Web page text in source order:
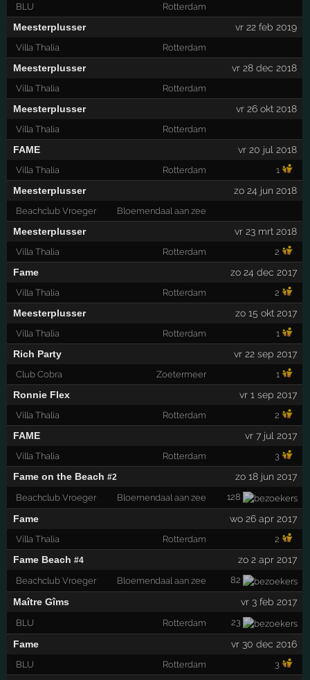
BLU Rotterdam
Meesterplusser vr 22 feb 2019
Villa Thalia Rotterdam
Meesterplusser vr 28 dec 2018
Villa Thalia Rotterdam
Meesterplusser vr 26 okt 2018
Villa Thalia Rotterdam
FAME vr 20 jul 2018
Villa Thalia Rotterdam 1
Meesterplusser zo 24 jun 2018
Beachclub Vroeger Bloemendaal aan zee
Meesterplusser vr 23 mrt 2018
Villa Thalia Rotterdam 2
Fame zo 24 dec 2017
Villa Thalia Rotterdam 2
Meesterplusser zo 15 okt 2017
Villa Thalia Rotterdam 1
Rich Party vr 22 sep 2017
Club Cobra Zoetermeer 1
Ronnie Flex vr 1 sep 2017
Villa Thalia Rotterdam 2
FAME vr 7 jul 2017
Villa Thalia Rotterdam 3
Fame on the Beach #2 zo 18 jun 2017
Beachclub Vroeger Bloemendaal aan zee 128
Fame wo 26 apr 2017
Villa Thalia Rotterdam 2
Fame Beach #4 zo 2 apr 2017
Beachclub Vroeger Bloemendaal aan zee 82
Maître Gîms vr 3 feb 2017
BLU Rotterdam 23
Fame vr 30 dec 2016
BLU Rotterdam 3